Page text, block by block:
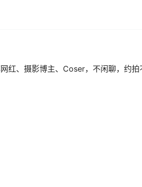
红、摄影博主、Coser，不闲聊，约